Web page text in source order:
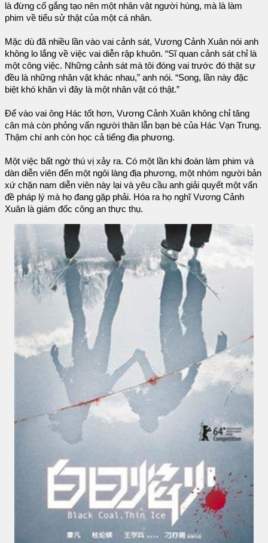
là đừng cố gắng tạo nên một nhân vật người hùng, mà là làm
phim về tiểu sử thật của một cá nhân.
Mặc dù đã nhiều lần vào vai cảnh sát, Vương Cảnh Xuân nói anh
không lo lắng về việc vai diễn rập khuôn. “Sĩ quan cảnh sát chỉ là
một công việc. Những cảnh sát mà tôi đóng vai trước đó thật sự
đều là những nhân vật khác nhau,” anh nói. “Song, lần này đặc
biệt khó khăn vì đây là một nhân vật có thật.”
Để vào vai ông Hác tốt hơn, Vương Cảnh Xuân không chỉ tăng
cân mà còn phỏng vấn người thân lẫn bạn bè của Hác Vạn Trung.
Thậm chí anh còn học cả tiếng địa phương.
Một việc bất ngờ thú vị xảy ra. Có một lần khi đoàn làm phim và
dàn diễn viên đến một ngôi làng địa phương, một nhóm người bản
xứ chặn nam diễn viên này lại và yêu cầu anh giải quyết một vấn
đề pháp lý mà họ đang gặp phải. Hóa ra họ nghĩ Vương Cảnh
Xuân là giám đốc công an thực thụ.